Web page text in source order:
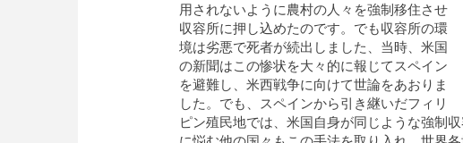
用されないように農村の人々を強制移住させ
収容所に押し込めたのです。でも収容所の環
境は劣悪で死者が続出しました、当時、米国
の新聞はこの惨状を大々的に報じてスペイン
を避難し、米西戦争に向けて世論をあおりま
した。でも、スペインから引き継いだフィリ
ピン殖民地では、米国自身が同じような強制